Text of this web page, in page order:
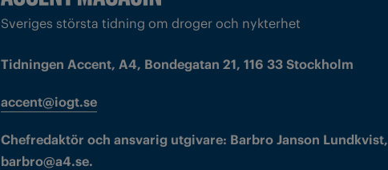
Sveriges största tidning om droger och nykterhet
Tidningen Accent, A4, Bondegatan 21, 116 33 Stockholm
accent@iogt.se
Chefredaktör och ansvarig utgivare: Barbro Janson Lundkvist,
barbro@a4.se.